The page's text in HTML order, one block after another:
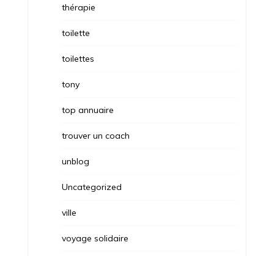
thérapie
toilette
toilettes
tony
top annuaire
trouver un coach
unblog
Uncategorized
ville
voyage solidaire